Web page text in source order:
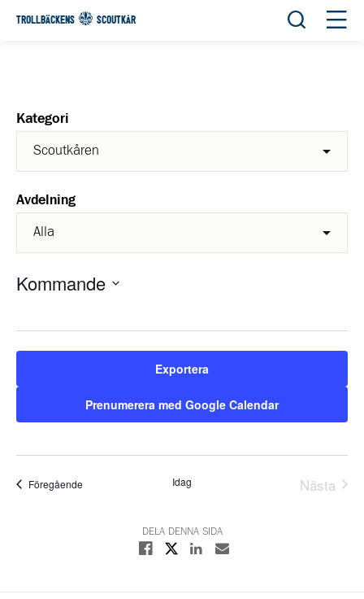
TROLLBÄCKENS SCOUTKÅR Öppna
Kategori
Avdelning
Kommande
datum.
Exportera
Prenumerera med Google Calendar
Föregående Idag
Nästa
DELA DENNA SIDA
Dela på Facebook
Dela på XDela på Linkedin
Dela med E-post